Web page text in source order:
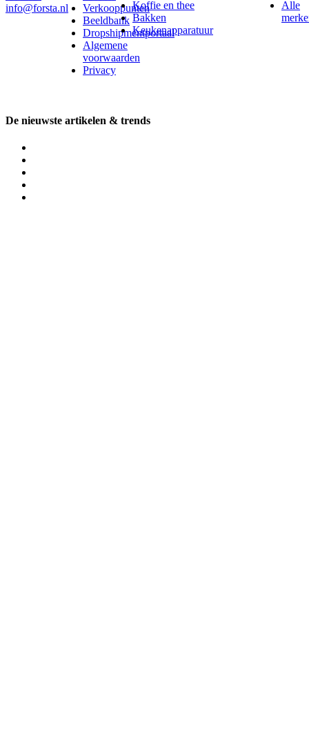
info@forsta.nl
Verkooppunten
Beeldbank
Dropshipmentportaal
Algemene
voorwaarden
Privacy
Koffie en thee
Bakken
Keukenapparatuur
Alle
De nieuwste artikelen & trends